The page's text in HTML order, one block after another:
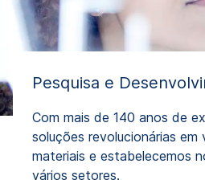
Pesquisa e
Com mais de 140 anos de
soluções revolucionárias em
materiais e estabelecemos
vários setores.